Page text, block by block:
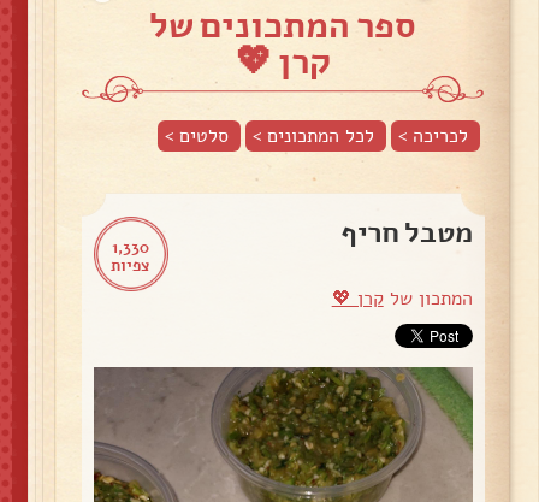
ספר המתכונים של
קרן 💖
לכריכה > לכל המתכונים > סלטים>
1,330
צפיות
מטבל חריף
המתכון שלקרן 💖